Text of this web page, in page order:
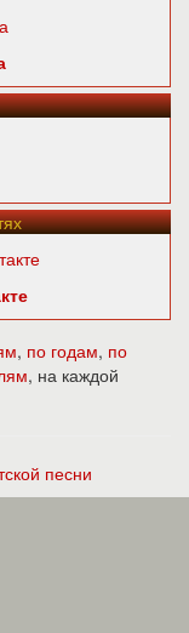
, по годам, по
, на каждой
песни